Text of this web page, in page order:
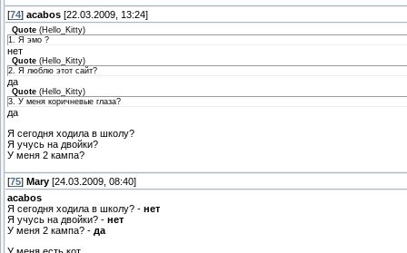
[74] acabos [22.03.2009, 13:24]
Quote (Hello_Kitty)
1. Я эмо ?
нет
Quote (Hello_Kitty)
2. Я люблю этот сайт?
да
Quote (Hello_Kitty)
3. У меня коричневые глаза?
да
Я сегодня ходила в школу?
Я учусь на двойки?
У меня 2 кампа?
[75] Mary [24.03.2009, 08:40]
acabos
Я сегодня ходила в школу? - нет
Я учусь на двойки? - нет
У меня 2 кампа? - да